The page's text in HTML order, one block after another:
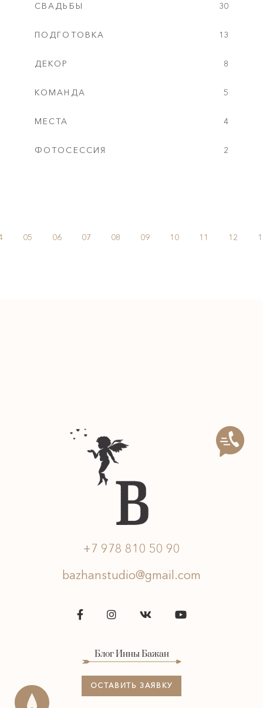
СВАДЬБЫ 30
ПОДГОТОВКА 13
ДЕКОР 8
КОМАНДА 5
МЕСТА 4
ФОТОСЕССИЯ 2
05 06 07 08 09 10 11 12
+7 978 810 50 90
bazhanstudio@gmail.com
Блог Инны Бажан
ОСТАВИТЬ ЗАЯВКУ